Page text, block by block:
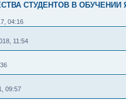
СТУДЕНТОВ В ОБУЧЕНИИ
04:16
11:54
09:57